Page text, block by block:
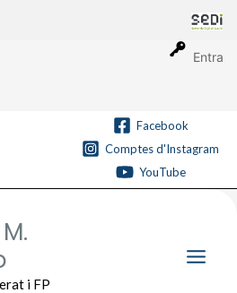
Entra
Facebook
Comptes d'Instagram
YouTube
i FP